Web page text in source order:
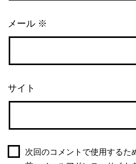
メール ※
サイト
次回のコメントで使用するた